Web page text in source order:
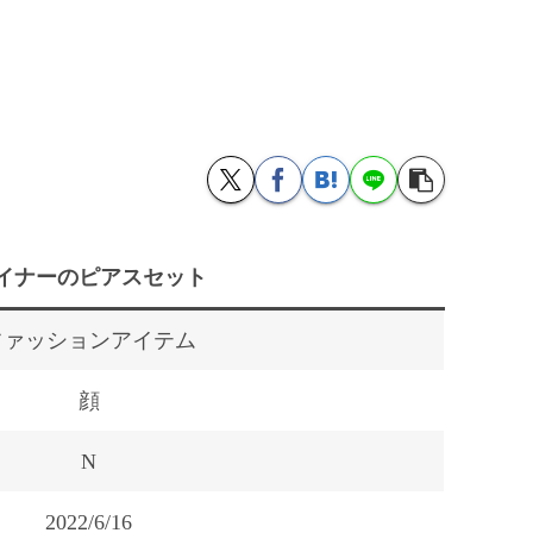
ナーのピアスセット
ッションアイテム
顔
N
2022/6/16